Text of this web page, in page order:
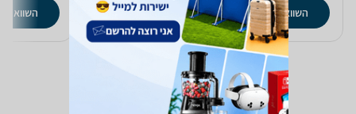
השוואת מחירים לפרטים נוספים השוואת